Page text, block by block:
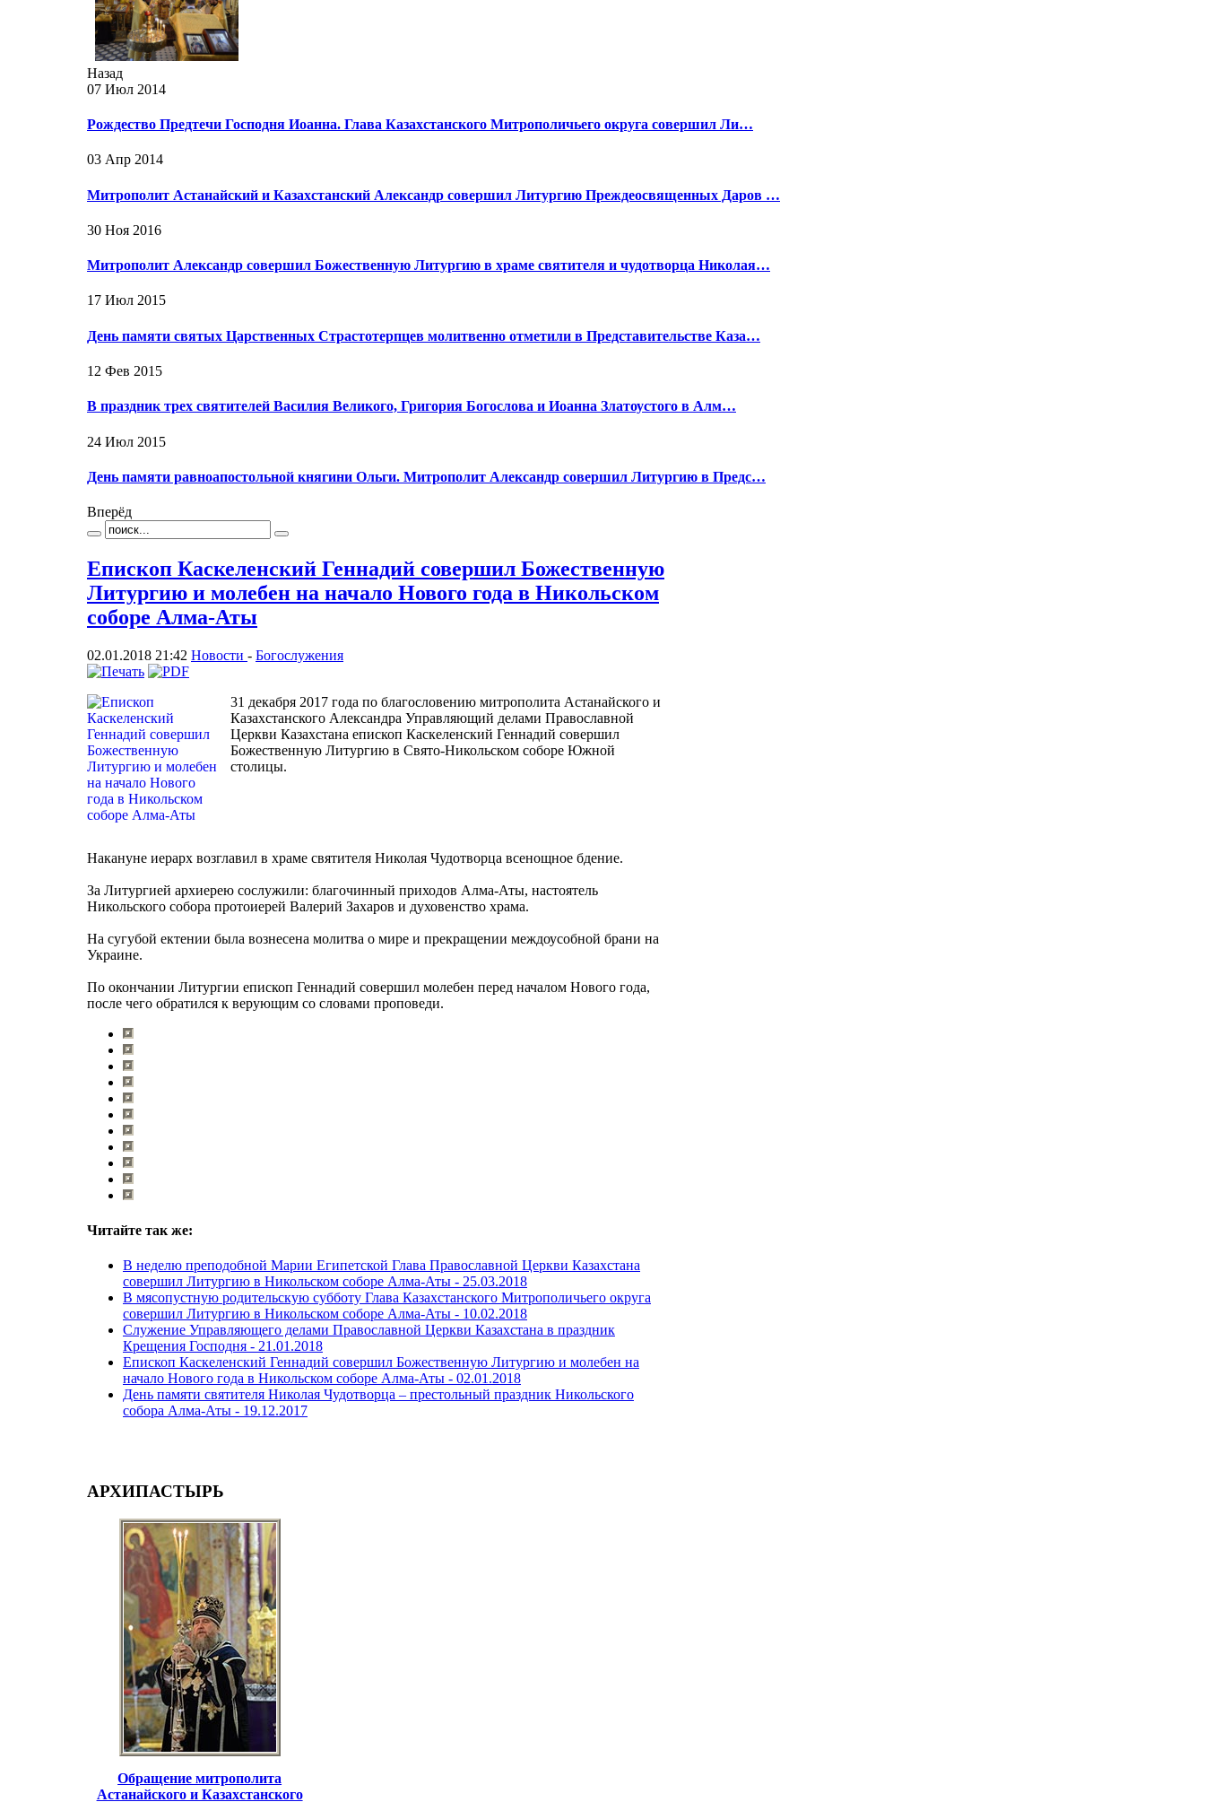
Назад
07 Июл 2014
Рождество Предтечи Господня Иоанна. Глава Казахстанского Митрополичьего округа совершил Ли…
03 Апр 2014
Митрополит Астанайский и Казахстанский Александр совершил Литургию Преждеосвященных Даров …
30 Ноя 2016
Митрополит Александр совершил Божественную Литургию в храме святителя и чудотворца Николая…
17 Июл 2015
День памяти святых Царственных Страстотерпцев молитвенно отметили в Представительстве Каза…
12 Фев 2015
В праздник трех святителей Василия Великого, Григория Богослова и Иоанна Златоустого в Алм…
24 Июл 2015
День памяти равноапостольной княгини Ольги. Митрополит Александр совершил Литургию в Предс…
Вперёд
Епископ Каскеленский Геннадий совершил Божественную
Литургию и молебен на начало Нового года в Никольском
соборе Алма-Аты
02.01.2018 21:42 Новости - Богослужения
31 декабря 2017 года по благословению митрополита Астанайского и
Казахстанского Александра Управляющий делами Православной
Церкви Казахстана епископ Каскеленский Геннадий совершил
Божественную Литургию в Свято-Никольском соборе Южной
столицы.
Накануне иерарх возглавил в храме святителя Николая Чудотворца всенощное бдение.
За Литургией архиерею сослужили: благочинный приходов Алма-Аты, настоятель
Никольского собора протоиерей Валерий Захаров и духовенство храма.
На сугубой ектении была вознесена молитва о мире и прекращении междоусобной брани на
Украине.
По окончании Литургии епископ Геннадий совершил молебен перед началом Нового года,
после чего обратился к верующим со словами проповеди.
Читайте так же:
В неделю преподобной Марии Египетской Глава Православной Церкви Казахстана
совершил Литургию в Никольском соборе Алма-Аты - 25.03.2018
В мясопустную родительскую субботу Глава Казахстанского Митрополичьего округа
совершил Литургию в Никольском соборе Алма-Аты - 10.02.2018
Служение Управляющего делами Православной Церкви Казахстана в праздник
Крещения Господня - 21.01.2018
Епископ Каскеленский Геннадий совершил Божественную Литургию и молебен на
начало Нового года в Никольском соборе Алма-Аты - 02.01.2018
День памяти святителя Николая Чудотворца – престольный праздник Никольского
собора Алма-Аты - 19.12.2017
АРХИПАСТЫРЬ
Обращение митрополита
Астанайского и Казахстанского